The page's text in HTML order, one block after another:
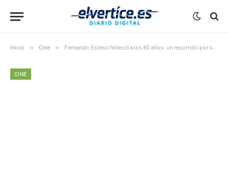
Inicio » Cine » Fernando Esteso falleció a los 80 años: un recorrido por su carrera
CINE